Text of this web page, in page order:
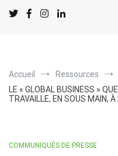
C oalitionI
Accueil Ressources
LE « GLOBAL BUSINESS »
TRAVAILLE, EN SOUS MAIN, À
COMMUNIQUÉS DE PRESSE